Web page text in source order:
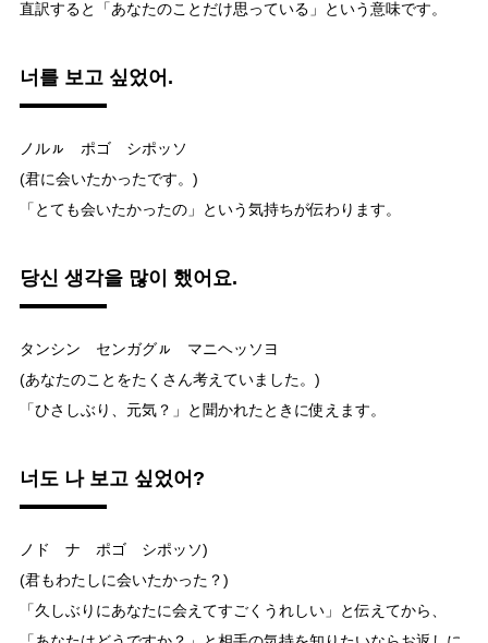
直訳すると「あなたのことだけ思っている」という意味です。
너를 보고 싶었어.
ノルㇽ ポゴ シポッソ
(君に会いたかったです。)
「とても会いたかったの」という気持ちが伝わります。
당신 생각을 많이 했어요.
タンシン センガグㇽ マニヘッソヨ
(あなたのことをたくさん考えていました。)
「ひさしぶり、元気？」と聞かれたときに使えます。
너도 나 보고 싶었어?
ノド ナ ポゴ シポッソ)
(君もわたしに会いたかった？)
「久しぶりにあなたに会えてすごくうれしい」と伝えてから、